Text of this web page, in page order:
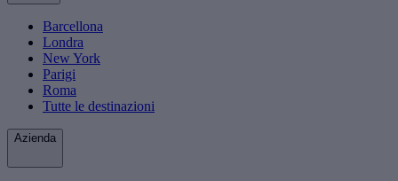
Barcellona
Londra
New York
Parigi
Roma
Tutte le destinazioni
Azienda